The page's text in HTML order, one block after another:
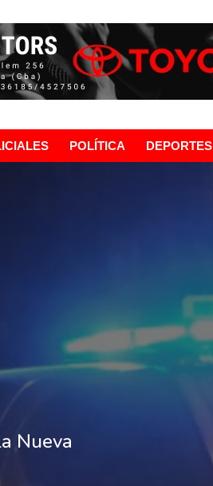
POLÍTICA DEPORTES
Nueva